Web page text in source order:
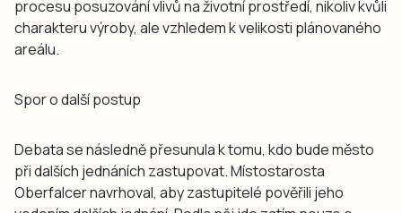
procesu posuzování vlivů na životní prostředí, nikoliv kvůli
charakteru výroby, ale vzhledem k velikosti plánovaného
areálu.
Spor o další postup
Debata se následně přesunula k tomu, kdo bude město
při dalších jednáních zastupovat. Místostarosta
Oberfalcer navrhoval, aby zastupitelé pověřili jeho